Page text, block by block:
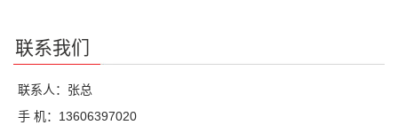
联系我们
联系人：张总
手 机：13606397020